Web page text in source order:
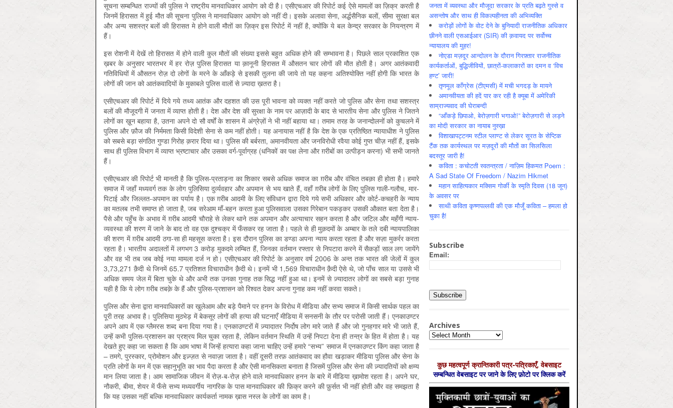
सूचना सम्बन्धित राज्यों की पुलिस ने राष्ट्रीय मानवाधिकार आयोग को दी है। एसीएचआर की रिपोर्ट कई ऐसे मामलों का ज़िक्र करती है
जिनमें हिरासत में हुई मौत की सूचना पुलिस ने मानवाधिकार आयोग को नहीं दी। इसके अलावा सेना, अर्द्धसैनिक बलों, सीमा सुरक्षा बल
और अन्य सशस्त्र बलों की हिरासत मे होने वाली मौतों का ज़िक्र इस रिपोर्ट में नहीं है, क्योंकि ये बल केन्द्र सरकार के नियन्त्रण में
हैं।
इस रोशनी में देखें तो हिरासत में होने वाली कुल मौतों की संख्या इससे बहुत अधिक होने की सम्भावना है। पिछले साल प्रकाशित एक
ख़बर के अनुसार भारतभर में हर रोज़ पुलिस हिरासत या क़ानूनी हिरासत में औसतन चार लोगों की मौत होती है। अगर आतंकवादी
गतिविधियों में औसतन रोज़ दो लोगों के मरने के आँकड़े से इसकी तुलना की जाये तो यह कहना अतिश्योक्ति नहीं होगी कि भारत के
लोगों की जान को आतंकवादियों के मुकाबले पुलिस वालों से ज़्यादा ख़तरा है।
एसीएचआर की रिपोर्ट में दिये गये तथ्य आतंक और दहशत की उस पूरी भावना को व्यक्त नहीं करते जो पुलिस और सेना तथा सशस्त्र
बलों की मौजूदगी में जनता में व्याप्त होती है। देश और देश की सुरक्षा के नाम पर आज़ादी के बाद से भारतीय सेना और पुलिस ने जितने
लोगों का ख़ून बहाया है, उतना अपने दो सौ वर्षों के शासन में अंग्रेज़ों ने भी नहीं बहाया था। तमाम तरह के जनान्दोलनों को कुचलने में
पुलिस और फ़ौज की निर्ममता किसी विदेशी सेना से कम नहीं होती। यह अनायास नहीं है कि देश के एक प्रतिष्ठित न्यायाधीश ने पुलिस
को सबसे बड़ा संगठित गुण्डा गिरोह क़रार दिया था। पुलिस की बर्बरता, अमानवीयता और जनविरोधी रवैया कोई गुप्त चीज़ नहीं हैं, इसके
साथ ही पुलिस विभाग में व्याप्त भ्रष्टाचार और उसका वर्ग-पूर्वाग्रह (धनिकों का पक्ष लेना और ग़रीबों का उत्पीड़न करना) भी सभी जानते
हैं।
एसीएचआर की रिपोर्ट भी मानती है कि पुलिस-प्रताड़ना का शिकार सबसे अधिक समाज का ग़रीब और वंचित तबक़ा ही होता है। हमारे
समाज में जहाँ मध्यवर्ग तक के लोग पुलिसिया दुर्व्यवहार और अपमान से भय खाते हैं, वहाँ ग़रीब लोगों के लिए पुलिस गाली-गलौच, मार-
पिटाई और जिल्लत-अपमान का पर्याय है। एक ग़रीब आदमी के लिए संविधान द्वारा दिये गये सभी अधिकार और कोर्ट-कचहरी के न्याय
का मतलब तभी समाप्त हो जाता है, जब सरेआम माँ-बहन करता हुआ पुलिसवाला उसका गिरेबान पकड़कर उसकी औकात बता देता है।
पैसे और पहुँच के अभाव में ग़रीब आदमी चौराहे से लेकर थाने तक अपमान और अत्याचार सहन करता है और जटिल और महँगी न्याय-
व्यवस्था की शरण में जाने के बाद तो वह एक दुश्चक्र में फँसकर रह जाता है। पहले से ही मुक़दमों के अम्बार के तले दबी न्यायपालिका
की शरण में ग़रीब आदमी ठगा-सा ही महसूस करता है। इस दौरान पुलिस का डण्डा अपना न्याय करता रहता है और सज़ा मुकर्रर करता
रहता है। भारतीय अदालतों में लगभग 3 करोड़ मुकदमे लम्बित हैं, जिनका वर्तमान रफ्तार से निपटारा करने में सैकड़ों साल लग जायेंगे
और वह भी तब जब कोई नया मामला दर्ज न हो। एसीएचआर की रिपोर्ट के अनुसार वर्ष 2006 के अन्त तक भारत की जेलों में कुल
3,73,271 क़ैदी थे जिनमें 65.7 प्रतिशत विचाराधीन क़ैदी थे। इनमें भी 1,569 विचाराधीन क़ैदी ऐसे थे, जो पाँच साल या उससे भी
अधिक समय जेल में बिता चुके थे और अभी तक उनका गुनाह तक सिद्ध नहीं हुआ था। इनमें से ज़्यादातर लोगों का सबसे बड़ा गुनाह
यही है कि ये लोग ग़रीब तबक़े के हैं और पुलिस-प्रशासन को रिश्वत देकर अपना गुनाह कम नहीं करवा सकते।
पुलिस और सेना द्वारा मानवाधिकारों का खुलेआम और बड़े पैमाने पर हनन के विरोध में मीडिया और सभ्य समाज में किसी सार्थक पहल का
पूरी तरह अभाव है। पुलिसिया मुठभेड़ में बेकसूर लोगों की हत्या की घटनाएँ मीडिया में सनसनी के तौर पर परोसी जाती हैं। एनकाउण्टर
अपने आप में एक ग्लैमरस शब्द बना दिया गया है। एनकाउण्टरों में ज़्यादातर निर्दोष लोग मारे जाते हैं और जो गुनहगार मारे भी जाते हैं,
उन्हें कभी पुलिस-प्रशासन का प्रश्रय मिल चुका रहता है, लेकिन वर्तमान स्थिति में उन्हें निपटा देना ही तन्त्र के हित में होता है। यह
देखते हुए कहा जा सकता है कि आम भाषा में जिन्हें हत्यारा कहा जाना चाहिए उन्हें हमारे “सभ्य” समाज में एनकाउण्टर किंग कहा जाता है
– तमगे, पुरस्कार, प्रोमोशन और इज़्ज़त से नवाज़ा जाता है। वहीं दूसरी तरफ़ आतंकवाद का हौवा खड़ाकर मीडिया पुलिस और सेना के
प्रति लोगों के मन में एक सहानुभूति का भाव पैदा करता है और ऐसी मानसिकता बनाता है जिसमें पुलिस और सेना की ज़्यादतियों को क्षम्य
मान लिया जाता है। आम सामाजिक जीवन में रोज़-ब-रोज़ होने वाले मानवाधिकार हनन के बारे में मीडिया ख़ामोश रहता है। अपने घर,
नौकरी, बीमा, शेयर में फँसे सभ्य मध्यवर्गीय नागरिक के पास मानवाधिकार की फ़िक्र करने की फ़ुर्सत भी नहीं होती और वह समझता है
कि यह उसका नहीं बल्कि मानवाधिकार कार्यकर्ता नामक ख़ास नस्ल के लोगों का काम है।
जनता में व्‍यवस्‍था और मौजूदा सरकार के प्रति बढ़ते गुस्‍से व
असन्‍तोष और साथ ही विकल्‍पहीनता की अभिव्‍यक्ति
करोड़ों लोगों के वोट देने के बुनियादी राजनीतिक अधिकार
छीनने वाली एसआईआर (SIR) की क़वायद पर सर्वोच्च
न्यायालय की मुहर!
नोएडा मज़दूर आन्दोलन के दौरान गिरफ़्तार राजनीतिक
कार्यकर्ताओं, बुद्धिजीवियों, छात्रों-कलाकारों का दमन व ‘विच
हण्ट’ जारी!
तृणमूल काँग्रेस (टीएमसी) में मची भगदड़ के मायने
अमानवीयता की हदें पार कर रही है क्यूबा में अमेरिकी
साम्राज्यवाद की घेराबन्दी
“आँकड़े छिपाओ, बेरोज़गारी भगाओ!” बेरोज़गारी से लड़ने
का मोदी सरकार का नायाब नुस्ख़ा
विशाखापट्टनम स्टील प्लाण्ट से लेकर सूरत के सेप्टिक
टैंक तक कार्यस्थल पर मज़दूरों की मौतों का सिलसिला
बदस्तूर जारी है!
कविता : कचोटती स्वतन्त्रता / नाज़िम हिकमत Poem :
A Sad State Of Freedom / Nazim Hikmet
महान साहित्यकार मक्सिम गोर्की के स्मृति दिवस (18 जून)
के अवसर पर
साथी कविता कृष्णपल्लवी की एक मौजूँ कविता – हमला हो
चुका है!
Subscribe
Email:
Archives
Archives
कुछ महत्‍वपूर्ण क्रान्तिकारी पत्र-पत्रिकाएँ, वेबसाइट
सम्‍बन्धित वेबसाइट पर जाने के लिए फ़ोटो पर क्लिक करें